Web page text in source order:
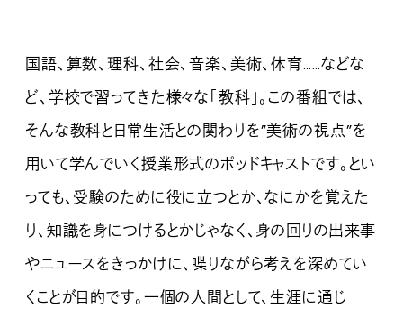
国語、算数、理科、社会、音楽、美術、体育……などな
ど、学校で習ってきた様々な「教科」。この番組では、
そんな教科と日常生活との関わりを”美術の視点”を
用いて学んでいく授業形式のポッドキャストです。とい
っても、受験のために役に立つとか、なにかを覚えた
り、知識を身につけるとかじゃなく、身の回りの出来事
やニュースをきっかけに、喋りながら考えを深めてい
くことが目的です。一個の人間として、生涯に通じ